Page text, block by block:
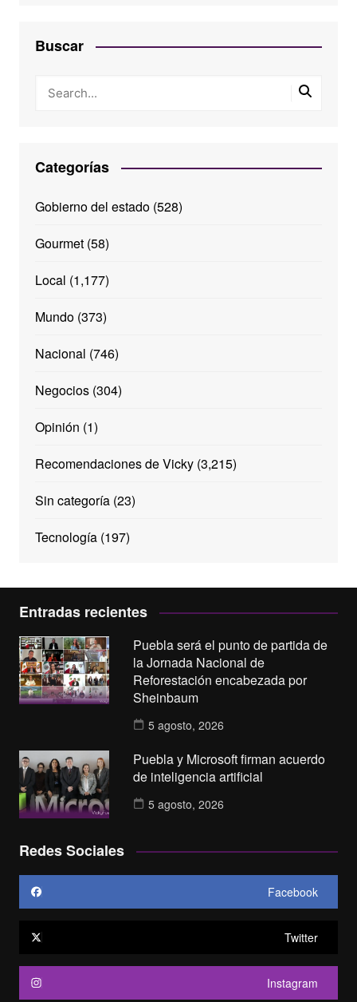
Buscar
Categorías
Gobierno del estado(528)
Gourmet(58)
Local (1,177)
Mundo(373)
Nacional (746)
Negocios(304)
Opinión (1)
Recomendaciones de Vicky(3,215)
Sin categoría(23)
Tecnología(197)
Entradas recientes
Puebla será el punto de partida de
la Jornada Nacional de
Reforestación encabezada por
Sheinbaum
5 agosto, 2026
Puebla y Microsoft firman acuerdo
de inteligencia artificial
5 agosto, 2026
Redes Sociales
Facebook
Twitter
Instagram